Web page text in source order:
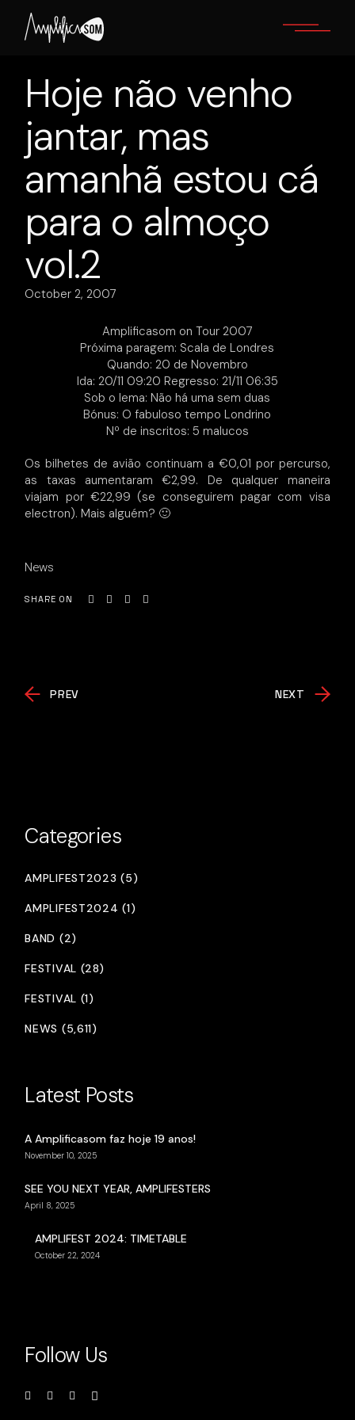
content
Hoje não venho
jantar, mas
amanhã estou cá
para o almoço
vol.2
October 2, 2007
Amplificasom on Tour 2007
Próxima paragem: Scala de Londres
Quando: 20 de Novembro
Ida: 20/11 09:20 Regresso: 21/11 06:35
Sob o lema: Não há uma sem duas
Bónus: O fabuloso tempo Londrino
Nº de inscritos: 5 malucos
Os bilhetes de avião continuam a €0,01 por percurso,
as taxas aumentaram €2,99. De qualquer maneira
viajam por €22,99 (se conseguirem pagar com visa
electron). Mais alguém? 🙂
News
SHARE ON
PREV NEXT
Categories
AMPLIFEST2023 (5)
AMPLIFEST2024 (1)
BAND (2)
FESTIVAL (28)
FESTIVAL (1)
NEWS (5,611)
Latest Posts
A Amplificasom faz hoje 19 anos!
November 10, 2025
SEE YOU NEXT YEAR, AMPLIFESTERS
April 8, 2025
AMPLIFEST 2024: TIMETABLE
October 22, 2024
Follow Us